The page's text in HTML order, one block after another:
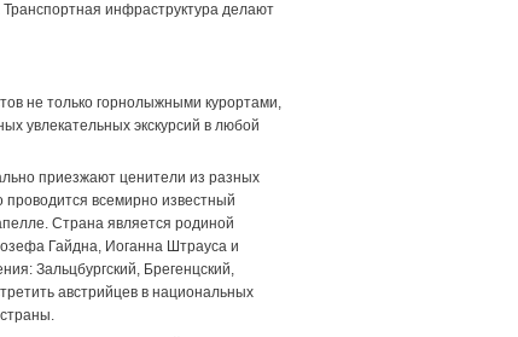
инфраструктура делают
не только горнолыжными курортами,
увлекательных экскурсий в любой
приезжают ценители из разных
всемирно известный
Страна является родиной
Гайдна, Иоганна Штрауса и
Зальцбургский, Брегенцский,
австрийцев в национальных